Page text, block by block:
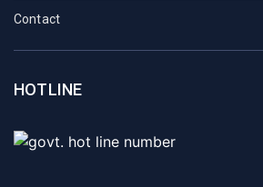
Contact
HOTLINE